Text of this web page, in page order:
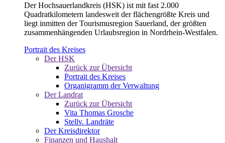
Der Hochsauerlandkreis (HSK) ist mit fast 2.000
Quadratkilometern landesweit der flächengrößte Kreis und
liegt inmitten der Tourismusregion Sauerland, der größten
zusammenhängenden Urlaubsregion in Nordrhein-Westfalen.
Portrait des Kreises
Der HSK
Zurück zur Übersicht
Portrait des Kreises
Organigramm der Verwaltung
Der Landrat
Zurück zur Übersicht
Vita Thomas Grosche
Stellv. Landräte
Der Kreisdirektor
Finanzen und Haushalt